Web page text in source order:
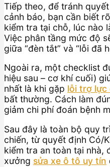
Tiếp theo, để tránh
cảnh báo, bạn cần biết
kiểm tra tại chỗ, lúc nào
Việc phân tầng mức độ
giữa “đèn tắt” và “lỗi đã
Ngoài ra, một checklist
hiệu sau – cơ khí cuối)
nhất là khi gặp lỗi trợ lực
bất thường. Cách làm
giảm chi phí đoán bệnh
Sau đây là toàn bộ quy
chiến, từ quyết định Có/
kiểm tra an toàn tại nhà,
xưởng sửa xe ô tô uy tín